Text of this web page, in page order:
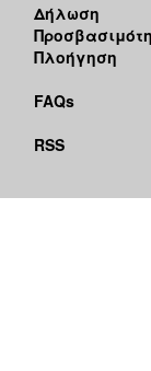
Δήλωση
Πλοήγηση
FAQs
RSS